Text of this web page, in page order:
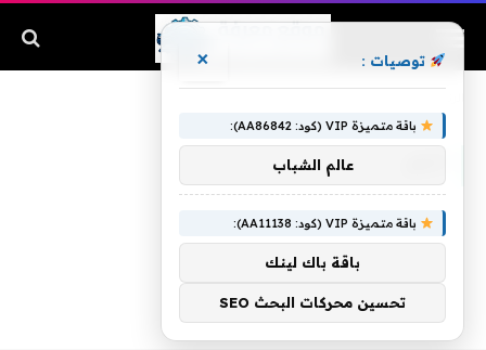
توصيات : ×
باقة متميزة VIP (كود: AA86842):
عالم الشباب
باقة متميزة VIP (كود: AA11138):
باقة باك لينك
تحسين محركات البحث SEO